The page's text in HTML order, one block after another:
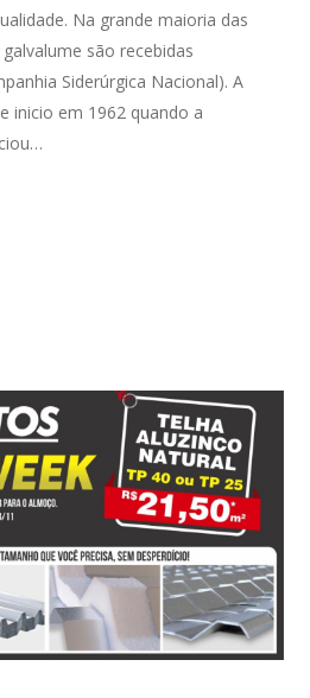
Na grande maioria das
são recebidas
Siderúrgica Nacional). A
inicio em 1962 quando a